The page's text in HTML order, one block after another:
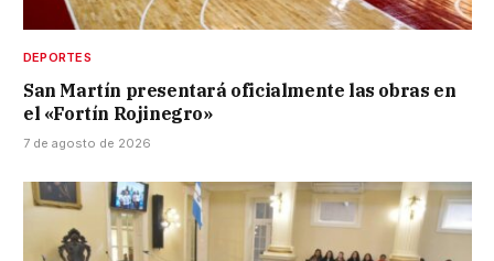
DEPORTES
San Martín presentará oficialmente las obras en
el «Fortín Rojinegro»
7 de agosto de 2026